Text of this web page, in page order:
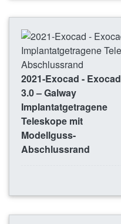
2021-Exocad - Exocad
3.0 – Galway
Implantatgetragene
Teleskope mit
Modellguss-
Abschlussrand